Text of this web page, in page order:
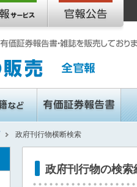
政府刊行物横断検索
政府刊行物の検索